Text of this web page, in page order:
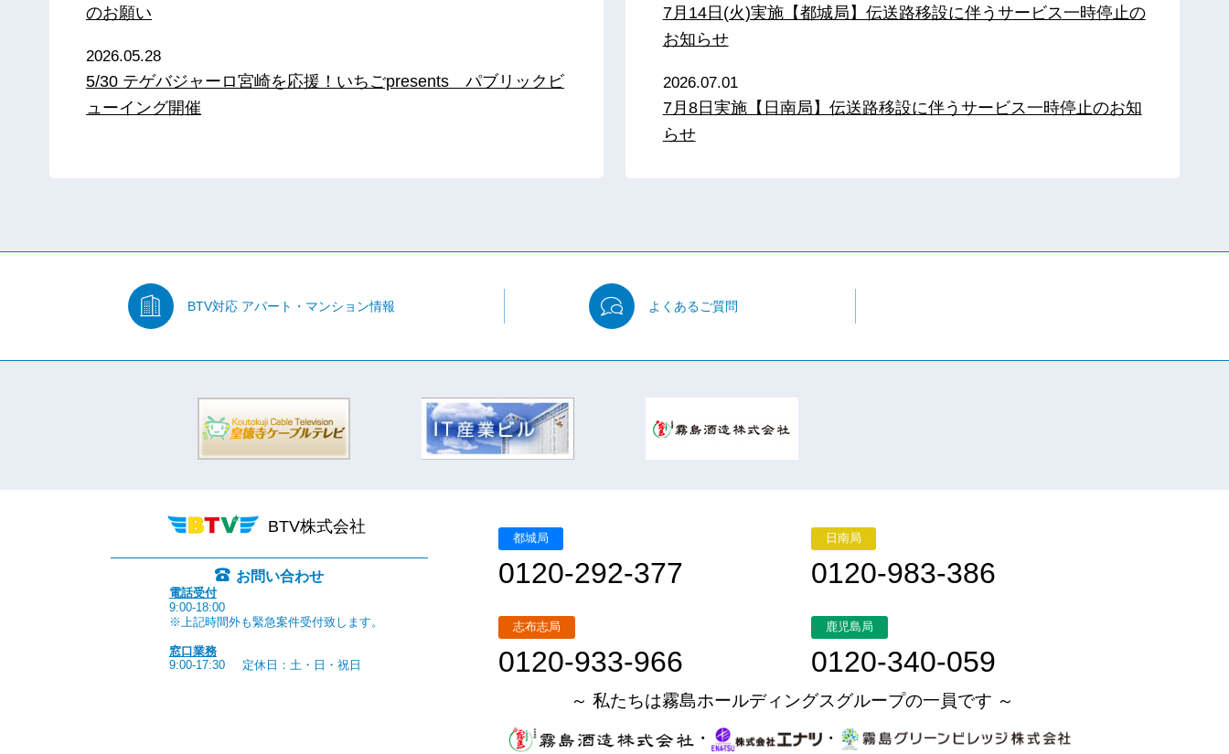
のお願い
2026.05.28
5/30 テゲバジャーロ宮崎を応援！いちごpresents パブリックビ
ューイング開催
7月14日(火)実施【都城局】伝送路移設に伴うサービス一時停止の
お知らせ
2026.07.01
7月8日実施【日南局】伝送路移設に伴うサービス一時停止のお知
らせ
BTV対応 アパート・マンション情報 よくあるご質問
BTV株式会社
お問い合わせ
電話受付
9:00-18:00
※上記時間外も緊急案件受付致します。
窓口業務
9:00-17:30
定休日：土・日・祝日
都城局
0120-292-377
日南局
0120-983-386
志布志局
0120-933-966
鹿児島局
0120-340-059
～ 私たちは霧島ホールディングスグループの一員です ～
・
・